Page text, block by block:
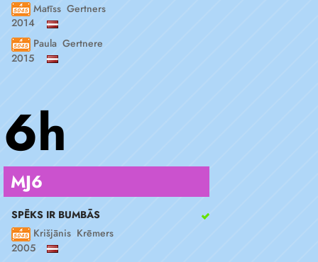
Matīss Gertners
2014
Paula Gertnere
2015
6h
MJ6
SPĒKS IR BUMBĀS
Krišjānis Krēmers
2005